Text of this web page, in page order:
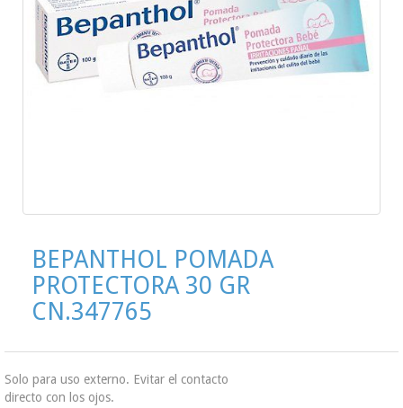
BEPANTHOL POMADA
PROTECTORA 30 GR
CN.347765
Solo para uso externo. Evitar el contacto
directo con los ojos.